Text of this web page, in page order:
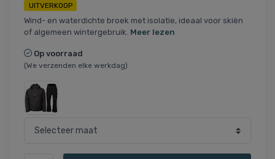
UITVERKOOP
Wind- en waterdichte broek met isolatie, ideaal voor skiën
of algemeen wintergebruik. Meer lezen
Op voorraad
(We verzenden elke werkdag)